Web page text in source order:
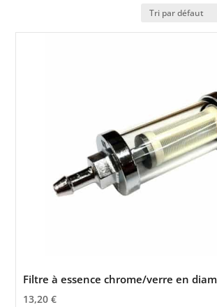
Filtre à essence chrome/verre en
13,20€